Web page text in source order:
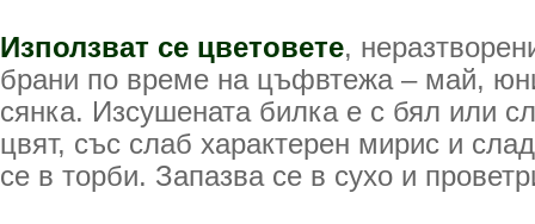
Използват се цветовете,
брани по време на цъфвтежа – май,
сянка. Изсушената билка е с бял или
цвят, със слаб характерен мирис и
се в торби. Запазва се в сухо и